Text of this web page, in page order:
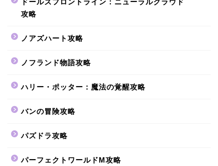
ドールズフロントライン：ニューラルクラウド
攻略
ノアズハート攻略
ノフランド物語攻略
ハリー・ポッター：魔法の覚醒攻略
バンの冒険攻略
パズドラ攻略
パーフェクトワールドM攻略